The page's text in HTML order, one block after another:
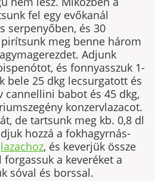
fel egy evőkanál
serpenyőben, és 30
meg benne három
Adjunk
és fonnyasszuk 1-
bele 25 dkg lecsurgatott és
cannellini babot és 45 dkg,
konzervlazacot.
de tartsunk meg kb. 0,8 dl
hozzá a fokhagyrnás-
lazachoz, és keverjük össze
forgassuk a keveréket a
sóval és borssal.